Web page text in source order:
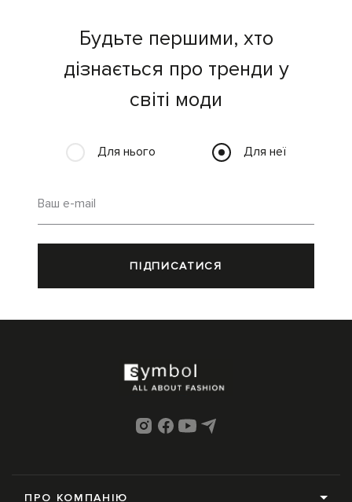
Будьте першими, хто
дізнається про тренди у
світі моди
Для нього Для неї
Ваш e-mail
ПІДПИСАТИСЯ
ПРО КОМПАНІЮ